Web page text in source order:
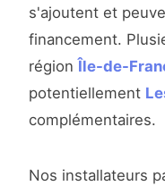
s'ajoutent et
financement.
région Île-de-
potentiellement
complémentaires.
Nos installateurs